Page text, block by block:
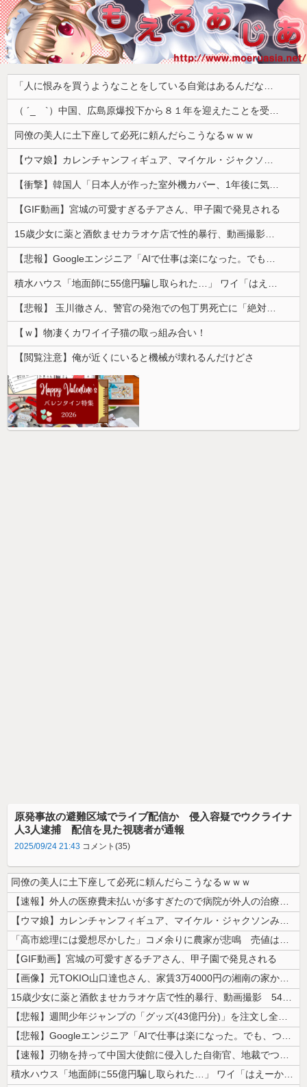
「人に恨みを買うようなことをしている自覚はあるんだな」と高市首相を嘲笑った左派、平和記念式典での演説にケチを付けるも……
（ ´_ゝ`）中国、広島原爆投下から８１年を迎えたことを受け「日本は原爆被害者の立場で同情を買おうとするのを止めろ」
同僚の美人に土下座して必死に頼んだらこうなるｗｗｗ
【ウマ娘】カレンチャンフィギュア、マイケル・ジャクソンみたいになってしまう
【衝撃】韓国人「日本人が作った室外機カバー、1年後に気づく」
【GIF動画】宮城の可愛すぎるチアさん、甲子園で発見される
15歳少女に薬と酒飲ませカラオケ店で性的暴行、動画撮影 54歳無職を再逮捕 動画770本も見つかる
【悲報】Googleエンジニア「AIで仕事は楽になった。でも、つまらなくなった」
積水ハウス「地面師に55億円騙し取られた…」 ワイ「はえーかわいそう…会社滅茶苦茶やろなぁ」
【悲報】 玉川徹さん、警官の発泡での包丁男死亡に「絶対に死刑にならない罪なのに警察が死刑にした！」 → 元警官のマジレスがコチラ → ………
【ｗ】物凄くカワイイ子猫の取っ組み合い！
【閲覧注意】俺が近くにいると機械が壊れるんだけどさ
原発事故の避難区域でライブ配信か 侵入容疑でウクライナ
人3人逮捕 配信を見た視聴者が通報
2025/09/24 21:43 コメント(35)
同僚の美人に土下座して必死に頼んだらこうなるｗｗｗ
【速報】外人の医療費未払いが多すぎたので病院が外人の治療を断るようにな...
【ウマ娘】カレンチャンフィギュア、マイケル・ジャクソンみたいになってし...
「高市総理には愛想尽かした」コメ余りに農家が悲鳴 売値は生産原価の半分...
【GIF動画】宮城の可愛すぎるチアさん、甲子園で発見される
【画像】元TOKIO山口達也さん、家賃3万4000円の湘南の家からYo...
15歳少女に薬と酒飲ませカラオケ店で性的暴行、動画撮影 54歳無職を再...
【悲報】週間少年ジャンプの「グッズ(43億円分)」を注文し全てキャンセ...
【悲報】Googleエンジニア「AIで仕事は楽になった。でも、つまらな...
【速報】刃物を持って中国大使館に侵入した自衛官、地裁でついに動機明かす
積水ハウス「地面師に55億円騙し取られた…」 ワイ「はえーかわいそう…...